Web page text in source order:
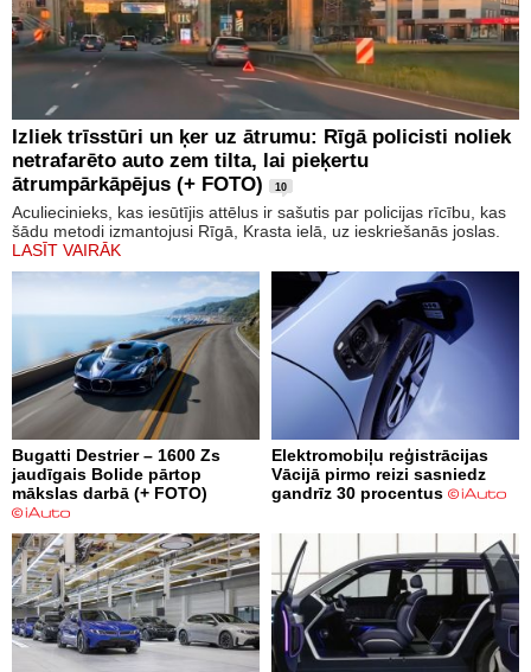
Izliek trīsstūri un ķer uz ātrumu: Rīgā policisti noliek
netrafarēto auto zem tilta, lai pieķertu
ātrumpārkāpējus (+ FOTO)
10
Aculiecinieks, kas iesūtījis attēlus ir sašutis par policijas rīcību, kas
šādu metodi izmantojusi Rīgā, Krasta ielā, uz ieskriešanās joslas.
LASĪT VAIRĀK
Bugatti Destrier – 1600 Zs
jaudīgais Bolide pārtop
mākslas darbā (+ FOTO)
Elektromobiļu reģistrācijas
Vācijā pirmo reizi sasniedz
gandrīz 30 procentus